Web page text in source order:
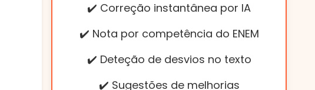
✔️ Correção instantânea por IA
✔️ Nota por competência do ENEM
✔️ Deteção de desvios no texto
✔️ Sugestões de melhorias